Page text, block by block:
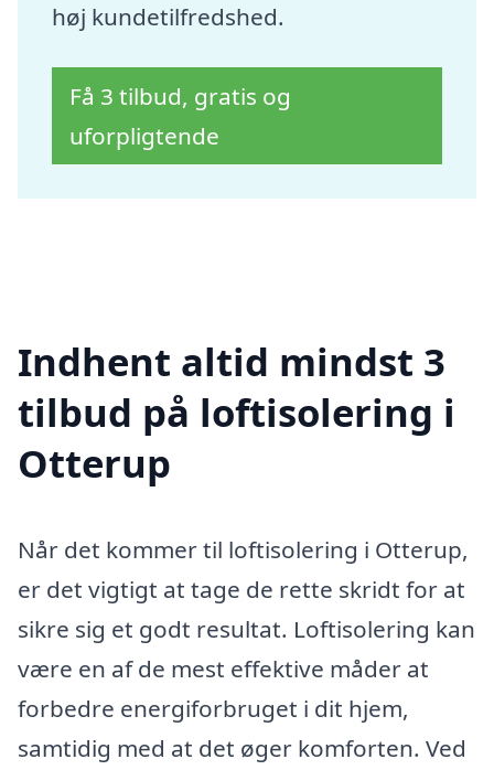
høj kundetilfredshed.
Få 3 tilbud, gratis og
uforpligtende
Indhent altid mindst 3
tilbud på loftisolering i
Otterup
Når det kommer til loftisolering i Otterup,
er det vigtigt at tage de rette skridt for at
sikre sig et godt resultat. Loftisolering kan
være en af de mest effektive måder at
forbedre energiforbruget i dit hjem,
samtidig med at det øger komforten. Ved